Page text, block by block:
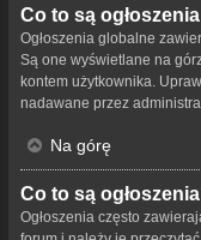
Co to są
Ogłoszenia globalne
Są one wyświetlane na
kontem użytkownika.
nadawane przez
Na górę
Co to są
Ogłoszenia często